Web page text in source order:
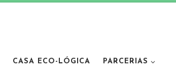
CASA ECO-LÓGICA PARCERIAS